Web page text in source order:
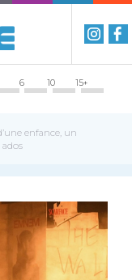
6 10 15+
enfance, un